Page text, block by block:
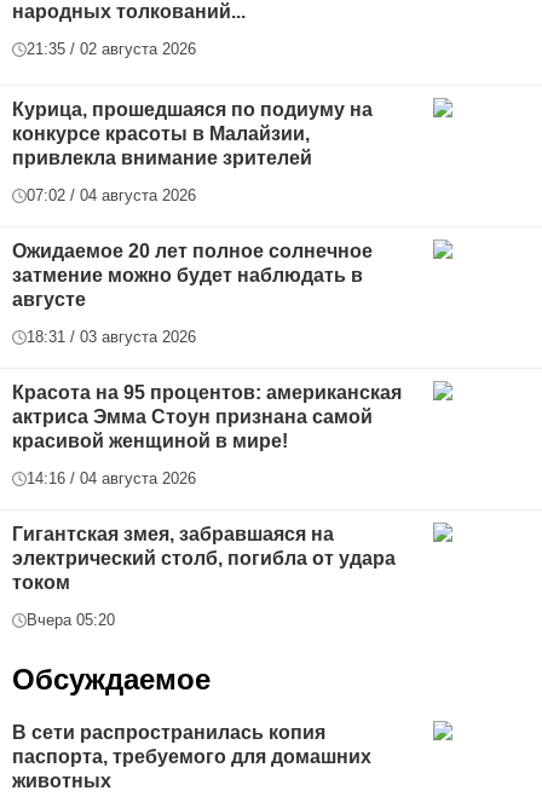
народных толкований...
21:35 / 02 августа 2026
Курица, прошедшаяся по подиуму на
конкурсе красоты в Малайзии,
привлекла внимание зрителей
07:02 / 04 августа 2026
Ожидаемое 20 лет полное солнечное
затмение можно будет наблюдать в
августе
18:31 / 03 августа 2026
Красота на 95 процентов: американская
актриса Эмма Стоун признана самой
красивой женщиной в мире!
14:16 / 04 августа 2026
Гигантская змея, забравшаяся на
электрический столб, погибла от удара
током
Вчера 05:20
Обсуждаемое
В сети распространилась копия
паспорта, требуемого для домашних
животных